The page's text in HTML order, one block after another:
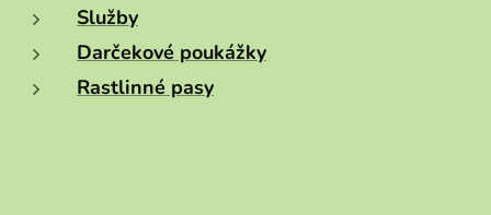
Služby
Darčekové poukážky
Rastlinné pasy